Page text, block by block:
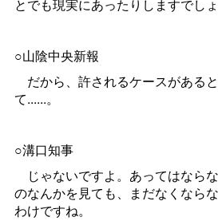
とでも現実にあったりしますでしょ
○山陰中央新報
だから、許されるケースがある
て......。
○溝口知事
じゃないですよ。あってはなら
のなんかを見ても、まだなくなら
わけですね。